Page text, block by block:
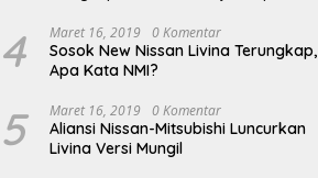
4 Maret 16, 2019 0 Komentar
Sosok New Nissan Livina Terungkap,
Apa Kata NMI?
5 Maret 16, 2019 0 Komentar
Aliansi Nissan-Mitsubishi Luncurkan
Livina Versi Mungil